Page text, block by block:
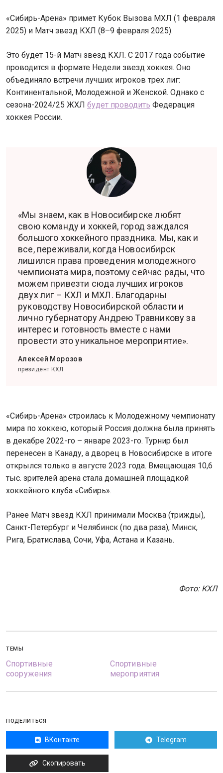
«Сибирь-Арена» примет Кубок Вызова МХЛ (1 февраля
2025) и Матч звезд КХЛ (8–9 февраля 2025).
Это будет 15-й Матч звезд КХЛ. С 2017 года событие
проводится в формате Недели звезд хоккея. Оно
объединяло встречи лучших игроков трех лиг:
Континентальной, Молодежной и Женской. Однако с
сезона-2024/25 ЖХЛ будет проводить Федерация
хоккея России.
«Мы знаем, как в Новосибирске любят
свою команду и хоккей, город заждался
большого хоккейного праздника. Мы, как и
все, переживали, когда Новосибирск
лишился права проведения молодежного
чемпионата мира, поэтому сейчас рады, что
можем привезти сюда лучших игроков
двух лиг – КХЛ и МХЛ. Благодарны
руководству Новосибирской области и
лично губернатору Андрею Травникову за
интерес и готовность вместе с нами
провести это уникальное мероприятие».
Алексей Морозов
президент КХЛ
«Сибирь-Арена» строилась к Молодежному чемпионату
мира по хоккею, который Россия должна была принять
в декабре 2022-го – январе 2023-го. Турнир был
перенесен в Канаду, а дворец в Новосибирске в итоге
открылся только в августе 2023 года. Вмещающая 10,6
тыс. зрителей арена стала домашней площадкой
хоккейного клуба «Сибирь».
Ранее Матч звезд КХЛ принимали Москва (трижды),
Санкт-Петербург и Челябинск (по два раза), Минск,
Рига, Братислава, Сочи, Уфа, Астана и Казань.
Фото: КХЛ
ТЕМЫ
Спортивные
сооружения
Спортивные
мероприятия
ПОДЕЛИТЬСЯ
ВКонтакте Telegram
Скопировать